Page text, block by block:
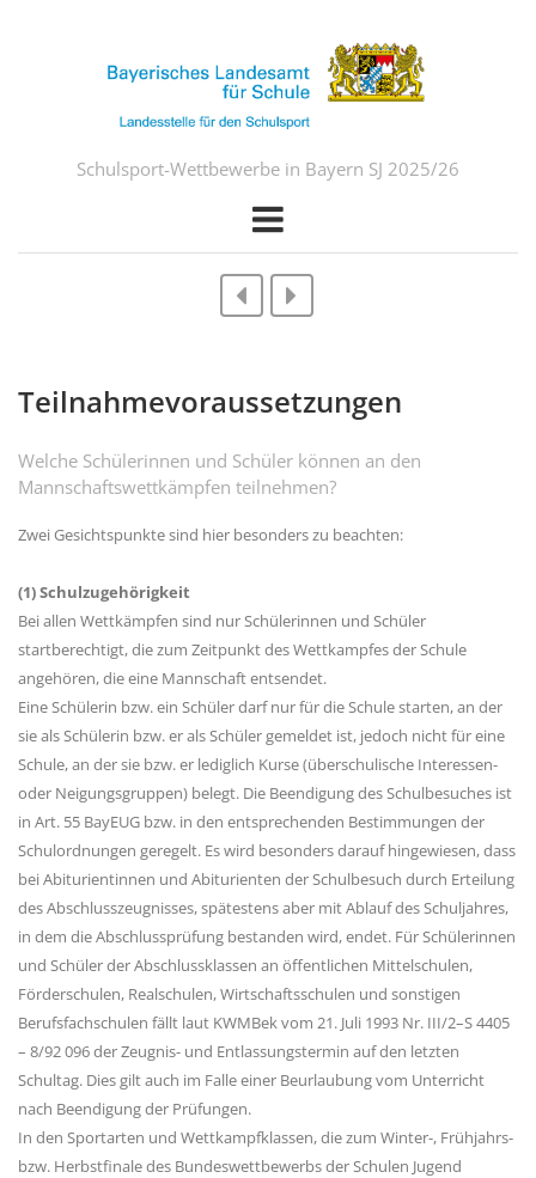
Schulsport-Wettbewerbe in Bayern SJ 2025/26
Teilnahmevoraussetzungen
Welche Schülerinnen und Schüler können an den
Mannschaftswettkämpfen teilnehmen?
Zwei Gesichtspunkte sind hier besonders zu beachten:
(1) Schulzugehörigkeit
Bei allen Wettkämpfen sind nur Schülerinnen und Schüler
startberechtigt, die zum Zeitpunkt des Wettkampfes der Schule
angehören, die eine Mannschaft entsendet.
Eine Schülerin bzw. ein Schüler darf nur für die Schule starten, an der
sie als Schülerin bzw. er als Schüler gemeldet ist, jedoch nicht für eine
Schule, an der sie bzw. er lediglich Kurse (überschulische Interessen-
oder Neigungsgruppen) belegt. Die Beendigung des Schulbesuches ist
in Art. 55 BayEUG bzw. in den entsprechenden Bestimmungen der
Schulordnungen geregelt. Es wird besonders darauf hingewiesen, dass
bei Abiturientinnen und Abiturienten der Schulbesuch durch Erteilung
des Abschlusszeugnisses, spätestens aber mit Ablauf des Schuljahres,
in dem die Abschlussprüfung bestanden wird, endet. Für Schülerinnen
und Schüler der Abschlussklassen an öffentlichen Mittelschulen,
Förderschulen, Realschulen, Wirtschaftsschulen und sonstigen
Berufsfachschulen fällt laut KWMBek vom 21. Juli 1993 Nr. III/2–S 4405
– 8/92 096 der Zeugnis- und Entlassungstermin auf den letzten
Schultag. Dies gilt auch im Falle einer Beurlaubung vom Unterricht
nach Beendigung der Prüfungen.
In den Sportarten und Wettkampfklassen, die zum Winter-, Frühjahrs-
bzw. Herbstfinale des Bundeswettbewerbs der Schulen Jugend